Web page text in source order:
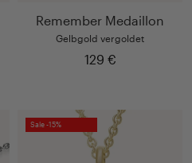
Remember Medaillon
Gelbgold vergoldet
129 €
Sale -15%